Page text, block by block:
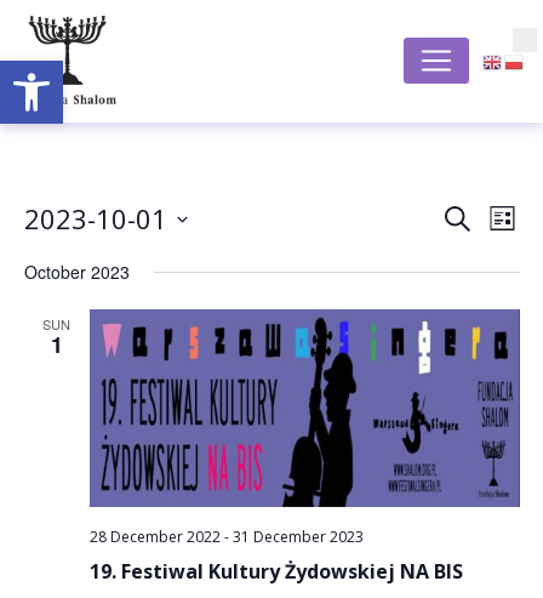
Open toolbar
and
Views
SearchList
2023-10-01
date.
October 2023
SUN
1
28 December 2022-31 December 2023
19. Festiwal Kultury Żydowskiej NA BIS